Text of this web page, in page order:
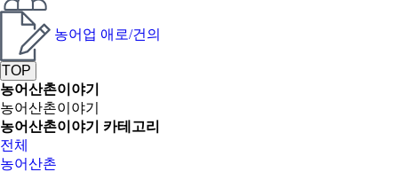
농어업 애로/건의
TOP
농어산촌이야기
농어산촌이야기
농어산촌이야기 카테고리
전체
농어산촌